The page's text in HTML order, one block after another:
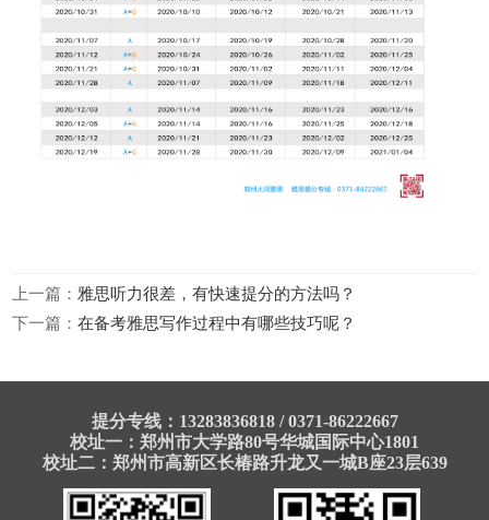
上一篇： 雅思听力很差，有快速提分的方法吗？
下一篇：在备考雅思写作过程中有哪些技巧呢？
提分专线：13283836818 / 0371-86222667
校址一：郑州市大学路80号华城国际中心1801
校址二：郑州市高新区长椿路升龙又一城B座23层639